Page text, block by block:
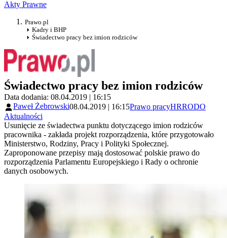
Akty Prawne
Prawo.pl
Kadry i BHP
Świadectwo pracy bez imion rodziców
Świadectwo pracy bez imion rodziców
Data dodania: 08.04.2019 | 16:15
Paweł Żebrowski08.04.2019 | 16:15Prawo pracyHRRODO
Aktualności
Usunięcie ze świadectwa punktu dotyczącego imion rodziców
pracownika - zakłada projekt rozporządzenia, które przygotowało
Ministerstwo, Rodziny, Pracy i Polityki Społecznej.
Zaproponowane przepisy mają dostosować polskie prawo do
rozporządzenia Parlamentu Europejskiego i Rady o ochronie
danych osobowych.